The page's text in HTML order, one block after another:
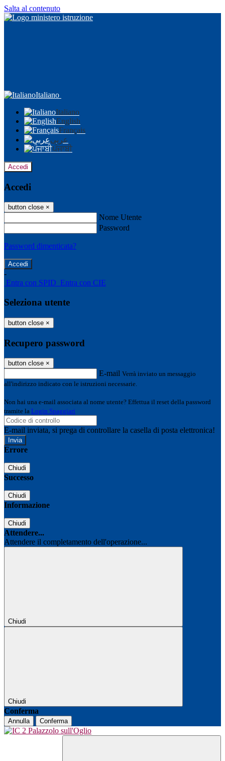
Salta al contenuto
Italiano
Italiano
English
Français
عربى
ਪੰਜਾਬੀ
Accedi
Accedi
button close ×
Nome Utente
Password
Password dimenticata?
-
Entra con SPID Entra con CIE
Seleziona utente
button close ×
Recupero password
button close ×
E-mail Verrà inviato un messaggio
all'indirizzo indicato con le istruzioni necessarie.
Non hai una e-mail associata al nome utente? Effettua il reset della password
tramite la Login Spaggiari
E-mail inviata, si prega di controllare la casella di posta elettronica!
Errore
Chiudi
Successo
Chiudi
Informazione
Chiudi
Attendere...
Attendere il completamento dell'operazione...
Chiudi
Chiudi
Conferma
Annulla Conferma